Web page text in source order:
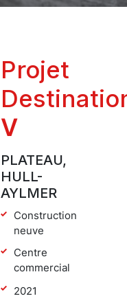
Projet
V
PLATEAU,
HULL-
AYLMER
Construction
neuve
Centre
commercial
2021